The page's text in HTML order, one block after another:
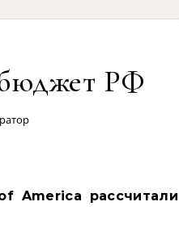
РФ